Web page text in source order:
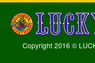
Copyright 2016 ©